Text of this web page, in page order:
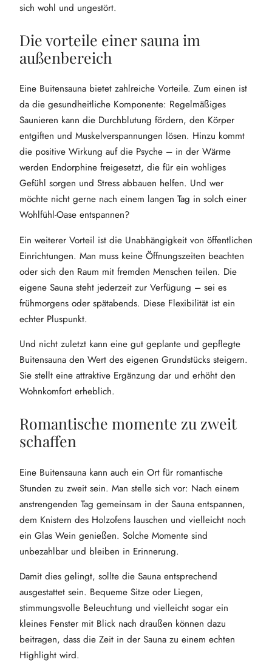
sich wohl und ungestört.
Die vorteile einer sauna im
außenbereich
Eine Buitensauna bietet zahlreiche Vorteile. Zum einen ist
da die gesundheitliche Komponente: Regelmäßiges
Saunieren kann die Durchblutung fördern, den Körper
entgiften und Muskelverspannungen lösen. Hinzu kommt
die positive Wirkung auf die Psyche – in der Wärme
werden Endorphine freigesetzt, die für ein wohliges
Gefühl sorgen und Stress abbauen helfen. Und wer
möchte nicht gerne nach einem langen Tag in solch einer
Wohlfühl-Oase entspannen?
Ein weiterer Vorteil ist die Unabhängigkeit von öffentlichen
Einrichtungen. Man muss keine Öffnungszeiten beachten
oder sich den Raum mit fremden Menschen teilen. Die
eigene Sauna steht jederzeit zur Verfügung – sei es
frühmorgens oder spätabends. Diese Flexibilität ist ein
echter Pluspunkt.
Und nicht zuletzt kann eine gut geplante und gepflegte
Buitensauna den Wert des eigenen Grundstücks steigern.
Sie stellt eine attraktive Ergänzung dar und erhöht den
Wohnkomfort erheblich.
Romantische momente zu zweit
schaffen
Eine Buitensauna kann auch ein Ort für romantische
Stunden zu zweit sein. Man stelle sich vor: Nach einem
anstrengenden Tag gemeinsam in der Sauna entspannen,
dem Knistern des Holzofens lauschen und vielleicht noch
ein Glas Wein genießen. Solche Momente sind
unbezahlbar und bleiben in Erinnerung.
Damit dies gelingt, sollte die Sauna entsprechend
ausgestattet sein. Bequeme Sitze oder Liegen,
stimmungsvolle Beleuchtung und vielleicht sogar ein
kleines Fenster mit Blick nach draußen können dazu
beitragen, dass die Zeit in der Sauna zu einem echten
Highlight wird.